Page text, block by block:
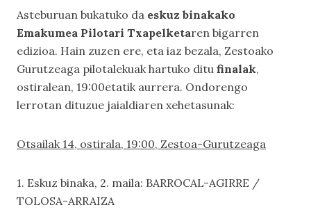
Asteburuan bukatuko da eskuz binakako
Emakumea Pilotari Txapelketaren bigarren
edizioa. Hain zuzen ere, eta iaz bezala, Zestoako
Gurutzeaga pilotalekuak hartuko ditu finalak,
ostiralean, 19:00etatik aurrera. Ondorengo
lerrotan dituzue jaialdiaren xehetasunak:
Otsailak 14, ostirala, 19:00, Zestoa-Gurutzeaga
1. Eskuz binaka, 2. maila: BARROCAL-AGIRRE /
TOLOSA-ARRAIZA